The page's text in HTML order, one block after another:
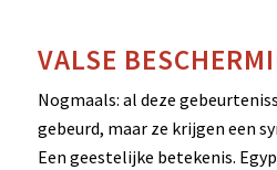
VALSE
Nogmaals: al deze
gebeurd, maar ze krijgen een
Een geestelijke betekenis.